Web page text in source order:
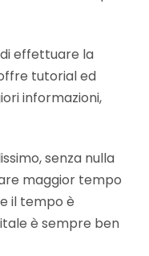
effettuare la
tutorial ed
informazioni,
senza nulla
maggior tempo
il tempo è
è sempre ben